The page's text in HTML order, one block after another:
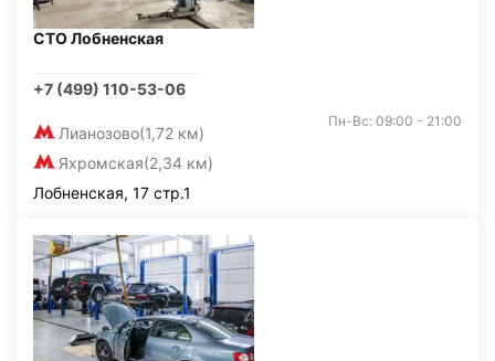
СТО Лобненская
+7 (499) 110-53-06
Лианозово(1,72 км)
Яхромская(2,34 км)
Пн-Вс: 09:00 - 21:00
Лобненская, 17 стр.1